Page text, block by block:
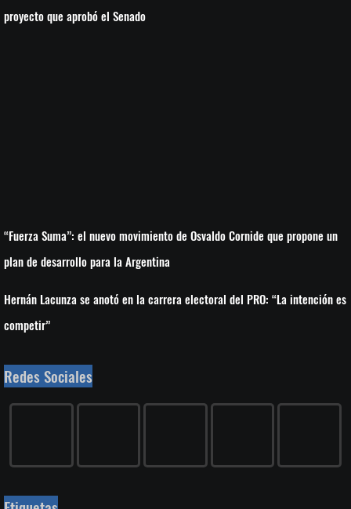
proyecto que aprobó el Senado
“Fuerza Suma”: el nuevo movimiento de Osvaldo Cornide que propone un
plan de desarrollo para la Argentina
Hernán Lacunza se anotó en la carrera electoral del PRO: “La intención es
competir”
Redes Sociales